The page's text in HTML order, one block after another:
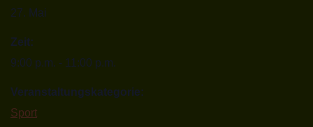
27. Mai
Zeit:
9:00 p.m. - 11:00 p.m.
Veranstaltungskategorie:
Sport